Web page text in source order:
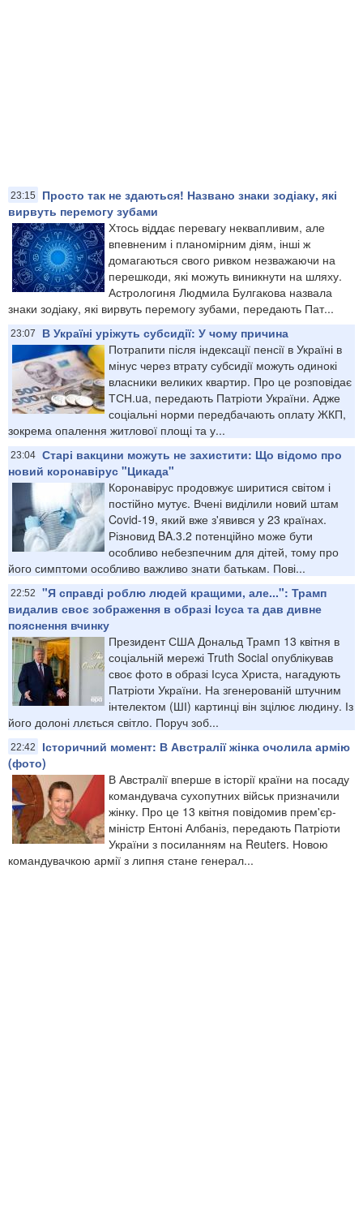
23:15
Просто так не здаються! Названо знаки зодіаку, які
вирвуть перемогу зубами
Хтось віддає перевагу неквапливим, але
впевненим і планомірним діям, інші ж
домагаються свого ривком незважаючи на
перешкоди, які можуть виникнути на шляху.
Астрологиня Людмила Булгакова назвала
знаки зодіаку, які вирвуть перемогу зубами, передають Пат...
23:07
В Україні уріжуть субсидії: У чому причина
Потрапити після індексації пенсії в Україні в
мінус через втрату субсидії можуть одинокі
власники великих квартир. Про це розповідає
ТСН.ua, передають Патріоти України. Адже
соціальні норми передбачають оплату ЖКП,
зокрема опалення житлової площі та у...
23:04 Старі вакцини можуть не захистити: Що відомо про
новий коронавірус "Цикада"
Коронавірус продовжує ширитися світом і
постійно мутує. Вчені виділили новий штам
Covid-19, який вже з'явився у 23 країнах.
Різновид BA.3.2 потенційно може бути
особливо небезпечним для дітей, тому про
його симптоми особливо важливо знати батькам. Пові...
22:52
"Я справді роблю людей кращими, але...": Трамп
видалив своє зображення в образі Ісуса та дав дивне
пояснення вчинку
Президент США Дональд Трамп 13 квітня в
соціальній мережі Truth Social опублікував
своє фото в образі Ісуса Христа, нагадують
Патріоти України. На згенерованій штучним
інтелектом (ШІ) картинці він зцілює людину. Із
його долоні ллється світло. Поруч зоб...
22:42
Історичний момент: В Австралії жінка очолила армію
(фото)
В Австралії вперше в історії країни на посаду
командувача сухопутних військ призначили
жінку. Про це 13 квітня повідомив прем'єр-
міністр Ентоні Албаніз, передають Патріоти
України з посиланням на Reuters. Новою
командувачкою армії з липня стане генерал...